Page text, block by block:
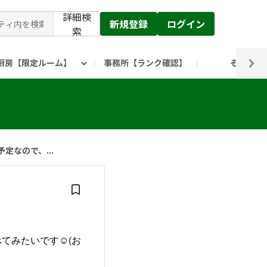
詳細検
索
新規登録 ログイン
房【限定ルーム】 事務所【ランク確認】 その他
クルスホールディングスHP
定なので、...
てみたいです☺️(お